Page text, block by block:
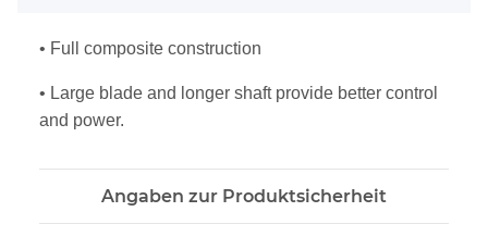
• Full composite construction
• Large blade and longer shaft provide better control
and power.
Angaben zur Produktsicherheit